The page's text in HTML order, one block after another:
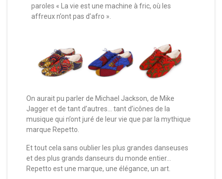
paroles « La vie est une machine à fric, où les
affreux n’ont pas d’afro ».
On aurait pu parler de Michael Jackson, de Mike
Jagger et de tant d’autres… tant d’icônes de la
musique qui n’ont juré de leur vie que par la mythique
marque Repetto.
Et tout cela sans oublier les plus grandes danseuses
et des plus grands danseurs du monde entier…
Repetto est une marque, une élégance, un art.